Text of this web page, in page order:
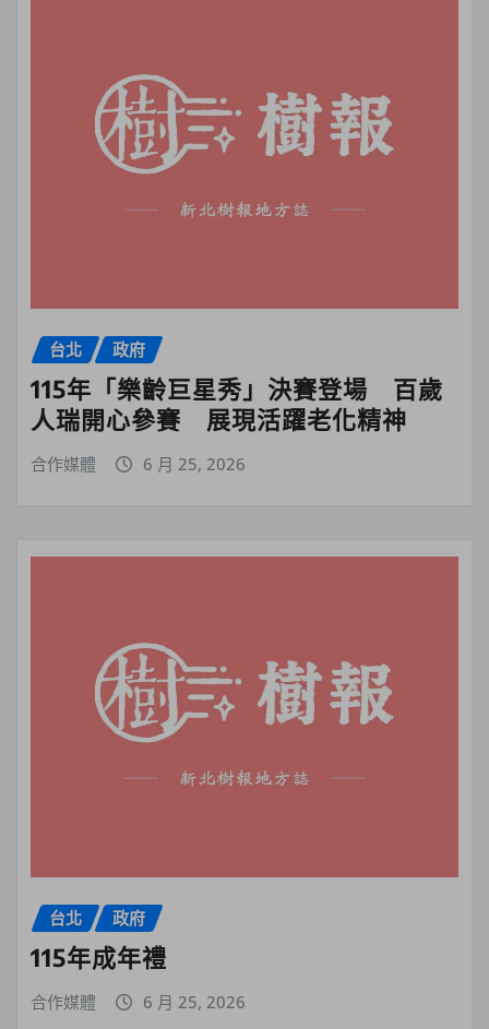
台北 政府
115年「樂齡巨星秀」決賽登場 百歲
人瑞開心參賽 展現活躍老化精神
合作媒體 6 月 25, 2026
台北 政府
115年成年禮
合作媒體 6 月 25, 2026